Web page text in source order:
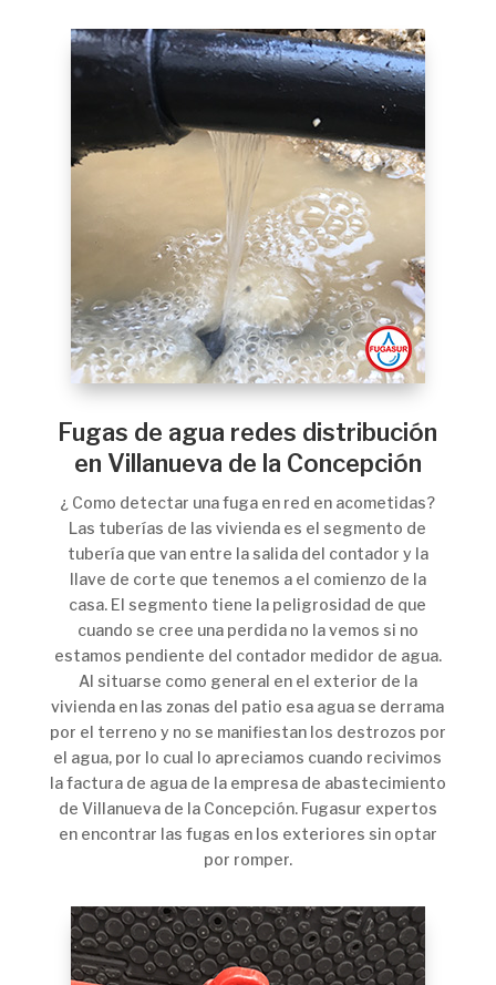
Fugas de agua redes distribución
en Villanueva de la Concepción
¿ Como detectar una fuga en red en acometidas?
Las tuberías de las vivienda es el segmento de
tubería que van entre la salida del contador y la
llave de corte que tenemos a el comienzo de la
casa. El segmento tiene la peligrosidad de que
cuando se cree una perdida no la vemos si no
estamos pendiente del contador medidor de agua.
Al situarse como general en el exterior de la
vivienda en las zonas del patio esa agua se derrama
por el terreno y no se manifiestan los destrozos por
el agua, por lo cual lo apreciamos cuando recivimos
la factura de agua de la empresa de abastecimiento
de Villanueva de la Concepción. Fugasur expertos
en encontrar las fugas en los exteriores sin optar
por romper.